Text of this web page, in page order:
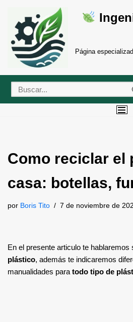
Saltar
al
contenido
Página
Como reciclar el
casa: botellas,
por Boris Tito 7 de noviembre de
En el presente articulo te hablaremos
plástico, además te indicaremos
manualidades para todo tipo de